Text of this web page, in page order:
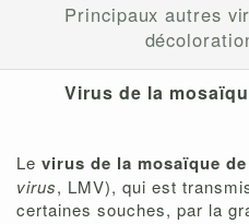
Principaux autres
Virus de la
Le virus de la mosaïque
virus, LMV), qui est
certaines souches, par la